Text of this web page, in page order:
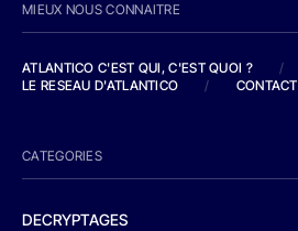
MIEUX NOUS CONNAITRE
ATLANTICO C'EST QUI, C'EST QUOI ?
/
LE RESEAU D'ATLANTICO
/ CONTACT
CATEGORIES
DECRYPTAGES